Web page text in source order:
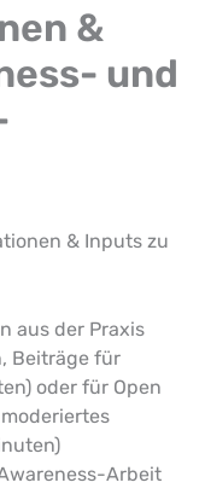
&
und
& Inputs zu
aus der Praxis
Beiträge für
oder für Open
Arbeit